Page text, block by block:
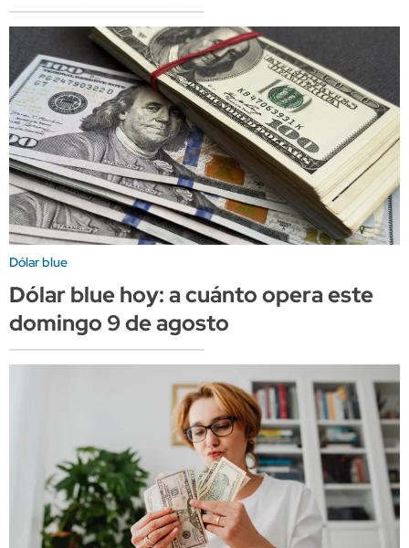
Dólar blue
Dólar blue hoy: a cuánto opera este
domingo 9 de agosto